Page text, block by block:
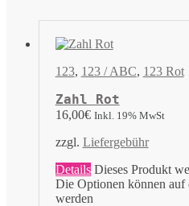
123, 123 / ABC, 123 Rot
Zahl Rot
16,00€ Inkl. 19% MwSt
zzgl. Liefergebühr
Details Dieses Produkt
Die Optionen können auf
werden